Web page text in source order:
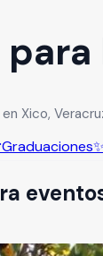
Xico,
Graduaciones✨